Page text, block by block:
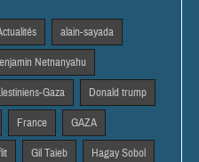
alain-sayada
Netnanyahu
Gaza Donald trump
France GAZA
Gil Taieb Hagay Sobol